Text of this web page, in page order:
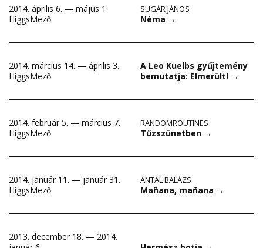
2014. április 6. — május 1.
HiggsMező
SUGÁR JÁNOS
Néma →
2014. március 14. — április 3.
HiggsMező
A Leo Kuelbs gyűjtemény
bemutatja: Elmerült! →
2014. február 5. — március 7.
HiggsMező
RANDOMROUTINES
Tűzszünetben →
2014. január 11. — január 31.
HiggsMező
ANTAL BALÁZS
Mañana, mañana →
2013. december 18. — 2014.